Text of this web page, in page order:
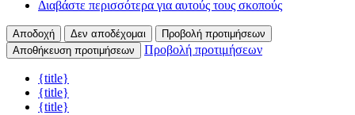
Διαβάστε περισσότερα για αυτούς τους σκοπούς
Αποδοχή Δεν αποδέχομαι
Προβολή προτιμήσεων
Αποθήκευση προτιμήσεων
Προβολή προτιμήσεων
{title}
{title}
{title}